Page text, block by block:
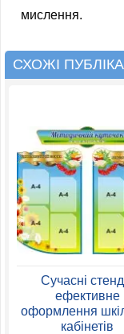
мислення.
СХОЖІ
Сучасні
ефективне
оформлення
кабінетів